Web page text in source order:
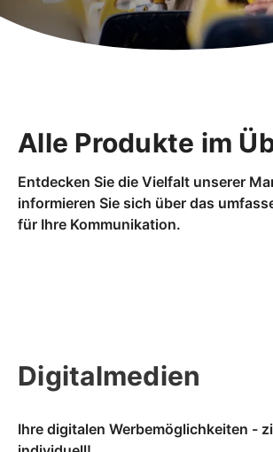
Alle Produkte im
Entdecken Sie die Vielfalt unserer
informieren Sie sich über das
für Ihre Kommunikation.
Digitalmedien
Ihre digitalen Werbemöglichkeiten -